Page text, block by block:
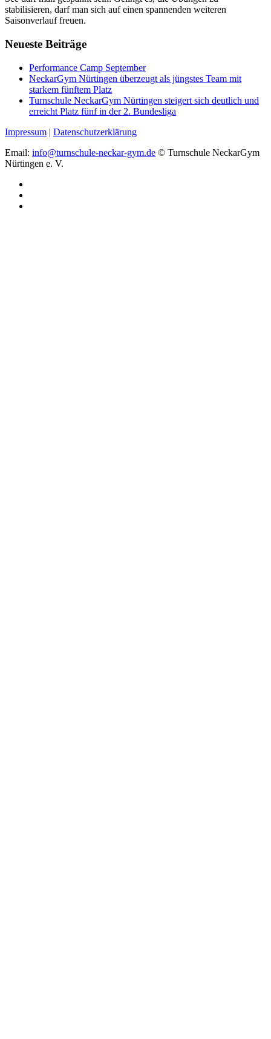
stabilisieren, darf man sich auf einen spannenden weiteren
Saisonverlauf freuen.
Neueste Beiträge
Performance Camp September
NeckarGym Nürtingen überzeugt als jüngstes Team mit
starkem fünftem Platz
Turnschule NeckarGym Nürtingen steigert sich deutlich und
erreicht Platz fünf in der 2. Bundesliga
Impressum | Datenschutzerklärung
Email: info@turnschule-neckar-gym.de © Turnschule NeckarGym
Nürtingen e. V.